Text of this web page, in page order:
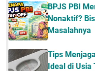
BPJS PBI
Nonaktif?
Masalahnya
Tips
Ideal di Usia